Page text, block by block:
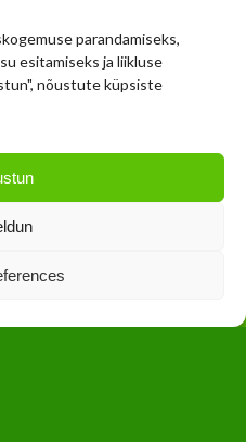
parandamiseks,
esitamiseks ja liikluse
nõustute küpsiste